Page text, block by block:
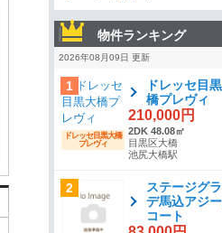
物件ランキング
2026年08月09日 更新
1
ドレッセ目黒大橋
プレヴィ
ドレッセ目
橋プレヴィ
210,000円
2DK 48.08㎡
目黒区大橋
池尻大橋駅
2
ステージグ
デ馬込アジ
コート